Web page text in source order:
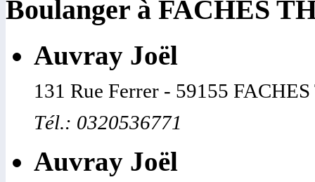
Boulanger à FACHES
Auvray Joël
131 Rue Ferrer - 59155
Tél.: 0320536771
Auvray Joël